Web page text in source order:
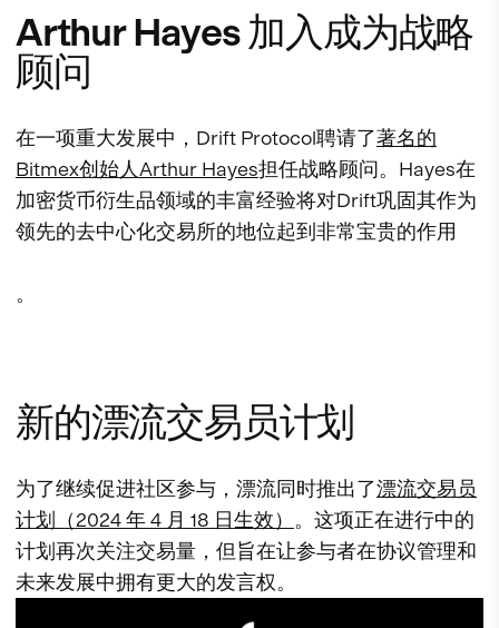
Arthur Hayes 加入成为战略
顾问
在一项重大发展中，Drift Protocol聘请了著名的
Bitmex创始人Arthur Hayes担任战略顾问。Hayes在
加密货币衍生品领域的丰富经验将对Drift巩固其作为
领先的去中心化交易所的地位起到非常宝贵的作用
。
新的漂流交易员计划
为了继续促进社区参与，漂流同时推出了漂流交易员
计划（2024 年 4 月 18 日生效） 。这项正在进行中的
计划再次关注交易量，但旨在让参与者在协议管理和
未来发展中拥有更大的发言权。